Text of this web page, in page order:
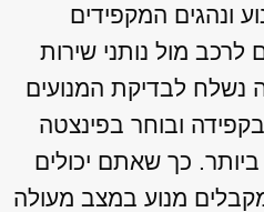
ונהגים המקפידים
מול נותני שירות
נשלח לבדיקת המנועים
ובוחר בפינצטה
כך שאתם יכולים
מנוע במצב מעולה